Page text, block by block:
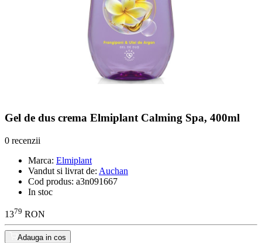
Gel de dus crema Elmiplant Calming Spa, 400ml
0 recenzii
Marca: Elmiplant
Vandut si livrat de: Auchan
Cod produs: a3n091667
In stoc
1379 RON
Adauga in cos